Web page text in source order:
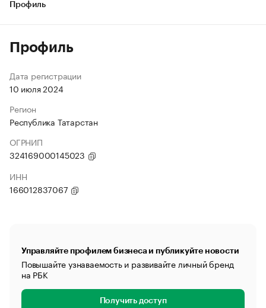
Профиль
Профиль
Дата регистрации
10 июля 2024
Регион
Республика Татарстан
ОГРНИП
324169000145023
ИНН
166012837067
Управляйте профилем бизнеса и публикуйте новости
Повышайте узнаваемость и развивайте личный бренд
на РБК
Получить доступ